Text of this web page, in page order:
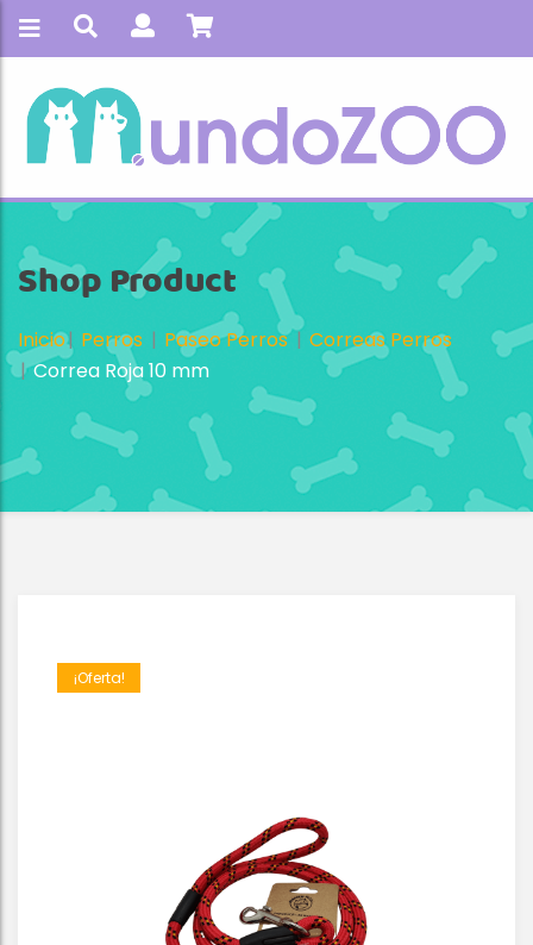
Shop Product
Inicio Perros Paseo Perros
Correas Perros
Correa Roja 10 mm
¡Oferta!